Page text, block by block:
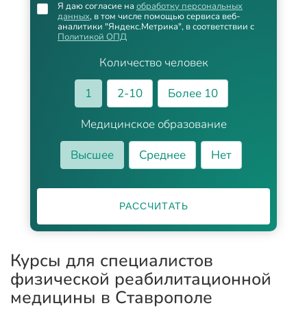
Количество человек
1
2-10
Более 10
Медицинское образование
Высшее
Среднее Нет
Я даю согласие на обработку персональных
данных, в том числе помощью сервиса веб-
аналитики "Яндекс.Метрика", в соответствии с
Политикой ОПД
РАССЧИТАТЬ
Курсы для специалистов
физической реабилитационной
медицины в Ставрополе